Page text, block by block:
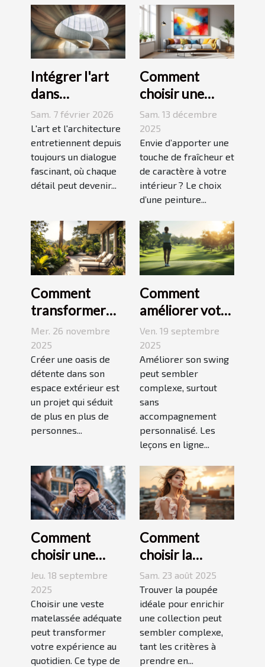
Intégrer l'art
dans
l'architecture :
escaliers
comme moyen
d'expression
Sam. 7 février 2026
L'art et l'architecture
entretiennent depuis
toujours un dialogue
fascinant, où chaque
détail peut devenir...
Comment
choisir une
peinture
moderne pour
dynamiser
votre espace ?
Sam. 13 décembre
2025
Envie d’apporter une
touche de fraîcheur et
de caractère à votre
intérieur ? Le choix
d’une peinture...
Comment
transformer
votre espace
extérieur en
oasis de
détente ?
Mer. 26 novembre
2025
Créer une oasis de
détente dans son
espace extérieur est
un projet qui séduit
de plus en plus de
personnes...
Comment
améliorer votre
swing avec des
leçons en ligne
Ven. 19 septembre
2025
Améliorer son swing
peut sembler
complexe, surtout
sans
accompagnement
personnalisé. Les
leçons en ligne...
Comment
choisir une
veste
matelassée
adaptée à votre
style de vie ?
Jeu. 18 septembre
2025
Choisir une veste
matelassée adéquate
peut transformer
votre expérience au
quotidien. Ce type de
Comment
choisir la
poupée
parfaite pour
votre collection
unique ?
Sam. 23 août 2025
Trouver la poupée
idéale pour enrichir
une collection peut
sembler complexe,
tant les critères à
prendre en...